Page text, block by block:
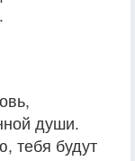
души.
тебя будут